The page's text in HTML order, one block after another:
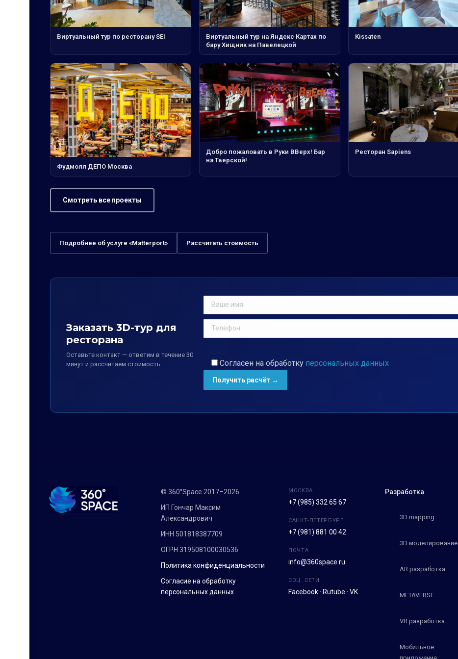
Виртуальный тур по ресторану SEI
Виртуальный тур на Яндекс Картах по
бару Хищник на Павелецкой
Kissaten
Фудмолл ДЕПО Москва
Добро пожаловать в Руки ВВерх! Бар
на Тверской!
Ресторан Sapiens
Смотреть все проекты
Подробнее об услуге «Matterport» Рассчитать стоимость
Заказать 3D-тур для
ресторана
Оставьте контакт — ответим в течение 30
минут и рассчитаем стоимость
Согласен на обработку персональных данных
© 360°Space 2017–2026
ИП Гончар Максим
Александрович
ИНН 501818387709
ОГРН 319508100030536
Политика конфиденциальности
Согласие на обработку
персональных данных
МОСКВА
+7 (985) 332 65 67
САНКТ-ПЕТЕРБУРГ
+7 (981) 881 00 42
ПОЧТА
info@360space.ru
СОЦ. СЕТИ
Facebook· Rutube · VK
Разработка
3D mapping
3D моделирование
AR разработка
METAVERSE
VR разработка
Мобильное